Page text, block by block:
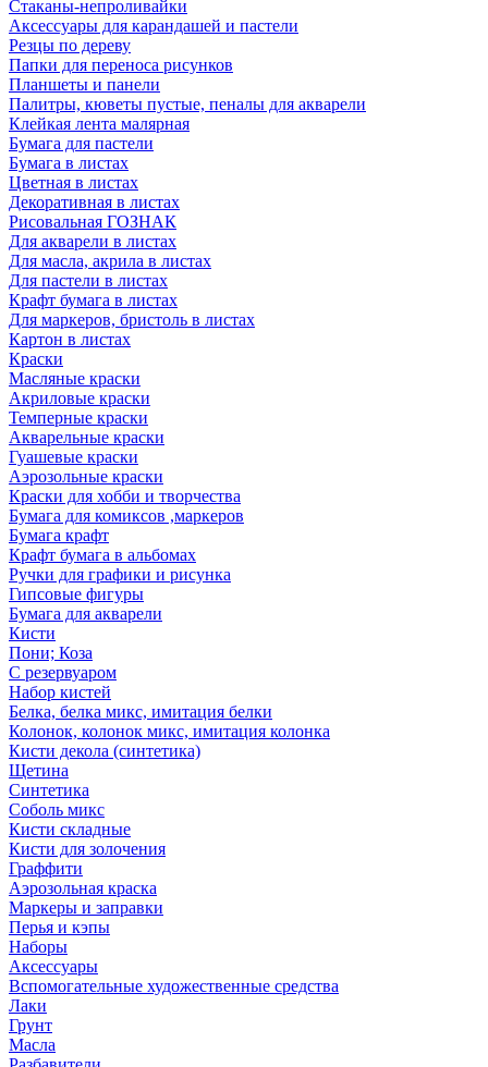
Стаканы-непроливайки
Аксессуары для карандашей и пастели
Резцы по дереву
Папки для переноса рисунков
Планшеты и панели
Палитры, кюветы пустые, пеналы для акварели
Клейкая лента малярная
Бумага для пастели
Бумага в листах
Цветная в листах
Декоративная в листах
Рисовальная ГОЗНАК
Для акварели в листах
Для масла, акрила в листах
Для пастели в листах
Крафт бумага в листах
Для маркеров, бристоль в листах
Картон в листах
Краски
Масляные краски
Акриловые краски
Темперные краски
Акварельные краски
Гуашевые краски
Аэрозольные краски
Краски для хобби и творчества
Бумага для комиксов ,маркеров
Бумага крафт
Крафт бумага в альбомах
Ручки для графики и рисунка
Гипсовые фигуры
Бумага для акварели
Кисти
Пони; Коза
С резервуаром
Набор кистей
Белка, белка микс, имитация белки
Колонок, колонок микс, имитация колонка
Кисти декола (синтетика)
Щетина
Синтетика
Соболь микс
Кисти складные
Кисти для золочения
Граффити
Аэрозольная краска
Маркеры и заправки
Перья и кэпы
Наборы
Аксессуары
Вспомогательные художественные средства
Лаки
Грунт
Масла